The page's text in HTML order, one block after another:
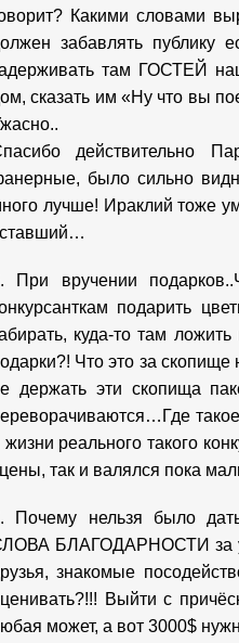
Какими словами
забавлять публику
там ГОСТЕЙ
сказать им «Ну что вы
действительно
было сильно
лучше! Ираклий тоже
При вручении
подарить
куда-то там
Что это за
держать эти скопища
жизни реального такого
так и валялся пока
Почему нельзя было
БЛАГОДАРНОСТИ за
знакомые
Выйти с
может, а вот 3000$